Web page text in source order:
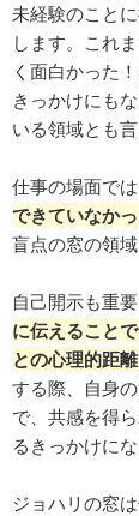
未経験のこと
します。これ
く面白かった
きっかけにも
いる領域とも言
仕事の場面では
できていなか
盲点の窓の領
自己開示も重
に伝えること
との心理的距
する際、自身
で、共感を得
るきっかけにな
ジョハリの窓